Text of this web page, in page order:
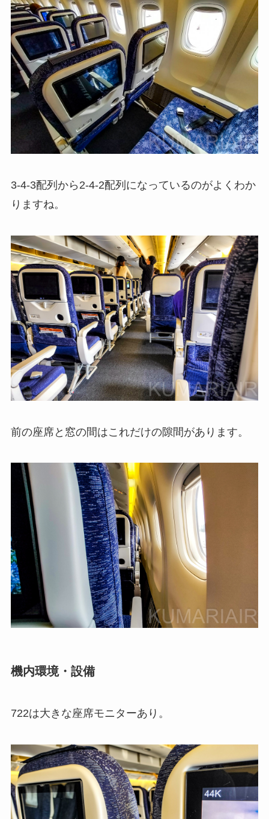
3-4-3配列から2-4-2配列になっているのがよくわか
りますね。
前の座席と窓の間はこれだけの隙間があります。
機内環境・設備
722は大きな座席モニターあり。